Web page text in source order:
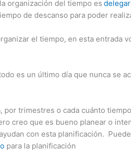
organización del tiempo es
de descanso para poder
el tiempo, en esta entrada
es un último día que nunca se
por trimestres o cada cuánto
creo que es bueno planear o
con esta planificación.
para la planificación